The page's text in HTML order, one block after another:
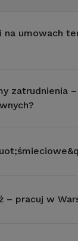
na umowach
zatrudnienia
– pracuj w